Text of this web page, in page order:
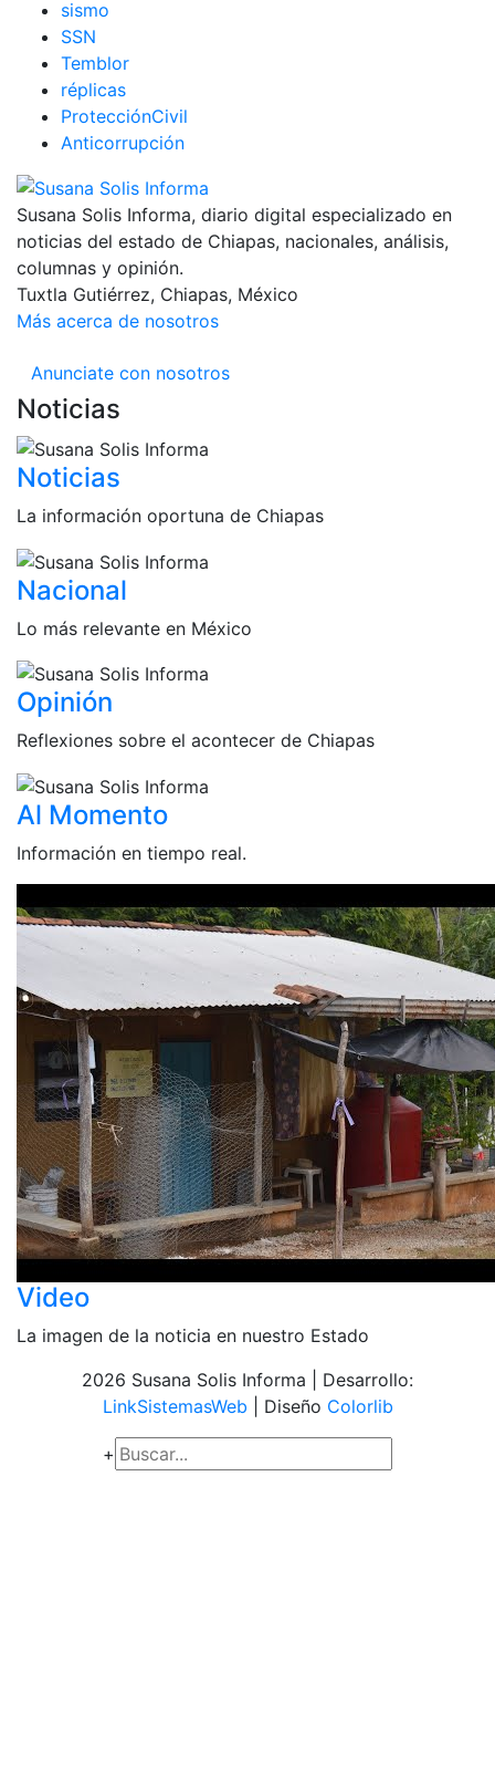
sismo
SSN
Temblor
réplicas
ProtecciónCivil
Anticorrupción
Susana Solis Informa, diario digital especializado en
noticias del estado de Chiapas, nacionales, análisis,
columnas y opinión.
Tuxtla Gutiérrez, Chiapas, México
Más acerca de nosotros
Anunciate con nosotros
Noticias
Noticias
La información oportuna de Chiapas
Nacional
Lo más relevante en México
Opinión
Reflexiones sobre el acontecer de Chiapas
Al Momento
Información en tiempo real.
Video
La imagen de la noticia en nuestro Estado
2026 Susana Solis Informa | Desarrollo:
LinkSistemasWeb | Diseño Colorlib
+